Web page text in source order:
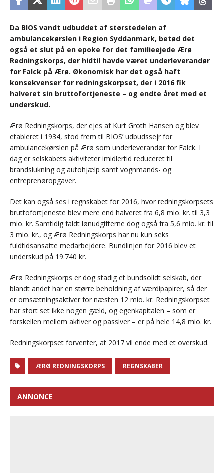
Da BIOS vandt udbuddet af størstedelen af
ambulancekørslen i Region Syddanmark, betød det
også et slut på en epoke for det familieejede Ærø
Redningskorps, der hidtil havde været underleverandør
for Falck på Ærø. Økonomisk har det også haft
konsekvenser for redningskorpset, der i 2016 fik
halveret sin bruttofortjeneste – og endte året med et
underskud.
Ærø Redningskorps, der ejes af Kurt Groth Hansen og blev
etableret i 1934, stod frem til BIOS’ udbudssejr for
ambulancekørslen på Ærø som underleverandør for Falck. I
dag er selskabets aktiviteter imidlertid reduceret til
brandslukning og autohjælp samt vognmands- og
entreprenøropgaver.
Det kan også ses i regnskabet for 2016, hvor redningskorpsets
bruttofortjeneste blev mere end halveret fra 6,8 mio. kr. til 3,3
mio. kr. Samtidig faldt lønudgifterne dog også fra 5,6 mio. kr. til
3 mio. kr., og Ærø Redningskorps har nu kun seks
fuldtidsansatte medarbejdere. Bundlinjen for 2016 blev et
underskud på 19.740 kr.
Ærø Redningskorps er dog stadig et bundsolidt selskab, der
blandt andet har en større beholdning af værdipapirer, så der
er omsætningsaktiver for næsten 12 mio. kr. Redningskorpset
har stort set ikke nogen gæld, og egenkapitalen – som er
forskellen mellem aktiver og passiver – er på hele 14,8 mio. kr.
Redningskorpset forventer, at 2017 vil ende med et overskud.
ÆRØ REDNINGSKORPS REGNSKABER
ANNONCE